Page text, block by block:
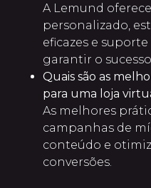
A Lemund
personalizado,
eficazes e
garantir o
Quais são as
para uma loja
As melhores
campanhas de
conteúdo e
conversões.